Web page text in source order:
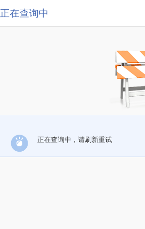
正在查询中
正在查询中，请刷新重试